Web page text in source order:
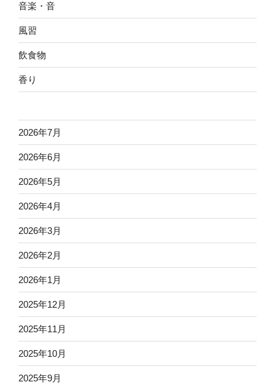
音楽・音
風習
飲食物
香り
2026年7月
2026年6月
2026年5月
2026年4月
2026年3月
2026年2月
2026年1月
2025年12月
2025年11月
2025年10月
2025年9月